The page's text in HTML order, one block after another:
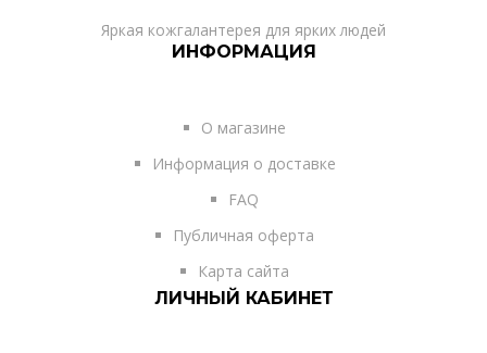
Яркая кожгалантерея для ярких людей
ИНФОРМАЦИЯ
О магазине
Информация о доставке
FAQ
Публичная оферта
Карта сайта
ЛИЧНЫЙ КАБИНЕТ